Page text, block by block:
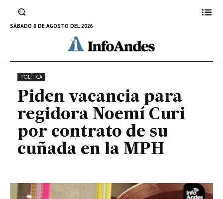
SÁBADO 8 DE AGOSTO DEL 2026
Noemí Curi por contrato de su
cuñada en la MPH
30 DE SEPTIEMBRE DE 2024
POLÍTICA
Piden vacancia para
regidora Noemí Curi
por contrato de su
cuñada en la MPH